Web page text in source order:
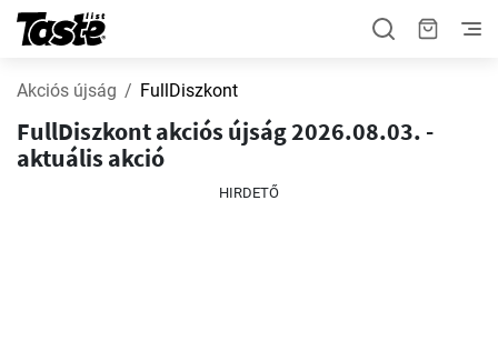
Akciós újság FullDiszkont
FullDiszkont akciós újság 2026.08.03. -
aktuális akció
HIRDETŐ